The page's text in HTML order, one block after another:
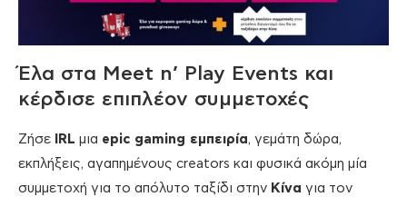
Έλα στα Meet n’ Play Events και
κέρδισε επιπλέον συμμετοχές
Ζήσε IRL μια epic gaming εμπειρία, γεμάτη δώρα,
εκπλήξεις, αγαπημένους creators και φυσικά ακόμη μία
συμμετοχή για το απόλυτο ταξίδι στην Κίνα για τον